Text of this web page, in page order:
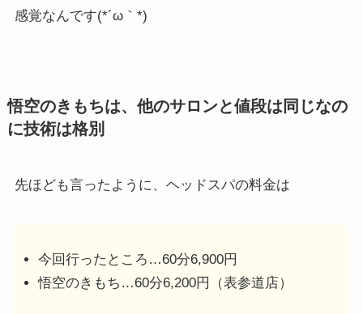
感覚なんです(*´ω｀*)
悟空のきもちは、他のサロンと値段は同じなの
に技術は格別
先ほども言ったように、ヘッドスパの料金は
今回行ったところ…60分6,900円
悟空のきもち…60分6,200円（表参道店）